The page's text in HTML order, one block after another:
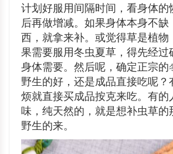
计划好服用间隔时间，看身体的
后再做增减。如果身体本身不缺
西，就拿来补。或觉得草是植物
果需要服用冬虫夏草，得先经过
身体需要。然后呢，确定正宗的
野生的好，还是成品直接吃呢？
烦就直接买成品按克来吃。有的
味，纯天然的，就是想补虫草的
野生的来。